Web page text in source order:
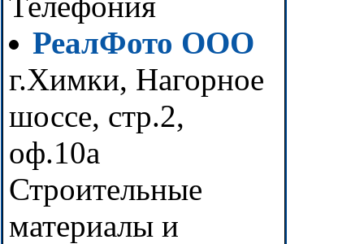
РеалФото ООО
г.Химки, Нагорное
шоссе, стр.2,
оф.10а
Строительные
материалы и